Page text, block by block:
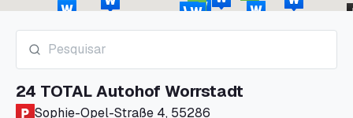
24 TOTAL Autohof Worrstadt
Sophie-Opel-Straße 4, 55286